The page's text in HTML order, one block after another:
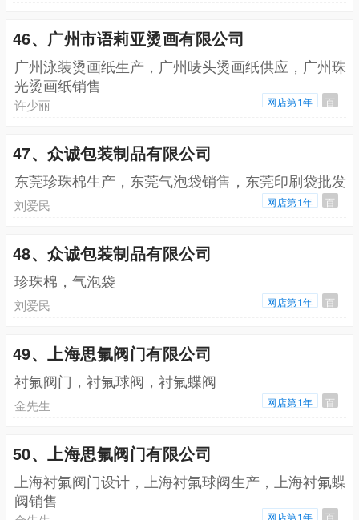
46、广州市语莉亚烫画有限公司
广州泳装烫画纸生产，广州唛头烫画纸供应，广州珠
光烫画纸销售
许少丽 网店第1年 百
47、众诚包装制品有限公司
东莞珍珠棉生产，东莞气泡袋销售，东莞印刷袋批发
刘爱民 网店第1年 百
48、众诚包装制品有限公司
珍珠棉，气泡袋
刘爱民 网店第1年 百
49、上海思氟阀门有限公司
衬氟阀门，衬氟球阀，衬氟蝶阀
金先生 网店第1年 百
50、上海思氟阀门有限公司
上海衬氟阀门设计，上海衬氟球阀生产，上海衬氟蝶
阀销售
网店第1年 百